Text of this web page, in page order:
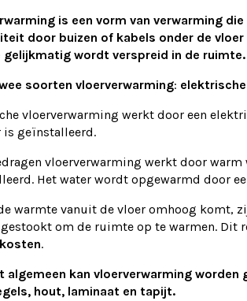
is een vorm van verwarming
door buizen of kabels onder de
gelijkmatig wordt verspreid in de ruimte.
soorten vloerverwarming:
vloerverwarming werkt door een
is geïnstalleerd.
vloerverwarming werkt door
Het water wordt opgewarmd door
warmte vanuit de vloer omhoog komt,
om de ruimte op te warmen. Dit
.
algemeen kan vloerverwarming
hout, laminaat en tapijt.